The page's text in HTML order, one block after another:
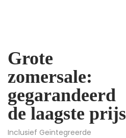
Grote
zomersale:
gegarandeerd
de laagste prijs
Inclusief Geïntegreerde